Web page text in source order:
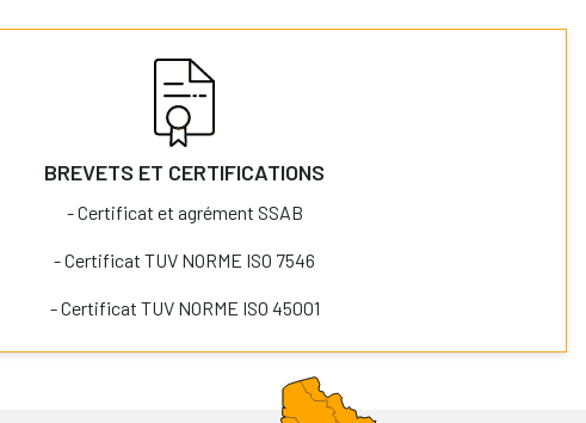
BREVETS ET CERTIFICATIONS
- Certificat et agrément SSAB
- Certificat TUV NORME ISO 7546
- Certificat TUV NORME ISO 45001